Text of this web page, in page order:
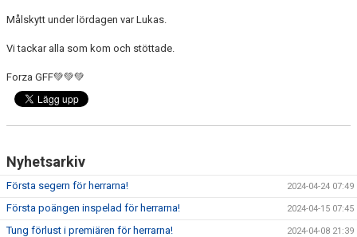
Målskytt under lördagen var Lukas.
Vi tackar alla som kom och stöttade.
Forza GFF💚💚💚
Nyhetsarkiv
Första segern för herrarna! 2024-04-24 07:49
Första poängen inspelad för herrarna! 2024-04-15 07:45
Tung förlust i premiären för herrarna! 2024-04-08 21:39